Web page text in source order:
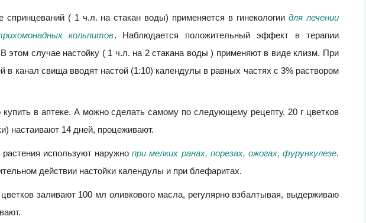
спринцеваний ( 1 ч.л. на стакан воды) применяется в гинекологиидля лечении
кольпитов. Наблюдается положительный эффект в терапии
В этом случае настойку ( 1 ч.л. на 2 стакана воды ) применяют в виде клизм. При
в канал свища вводят настой (1:10) календулы в равных частях с 3% раствором
в аптеке. А можно сделать самому по следующему рецепту. 20 г цветков
настаивают 14 дней, процеживают.
используют наружнопри мелких ранах, порезах, ожогах, фурункулезе.
действии настойки календулы и при блефаритах.
цветков заливают 100 мл оливкового масла, регулярно взбалтывая, выдерживаю